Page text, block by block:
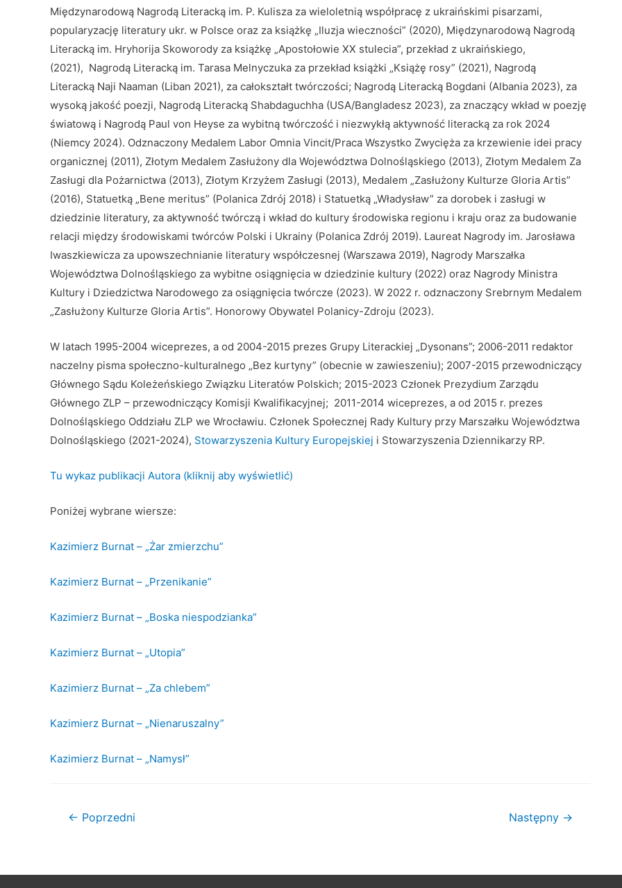
Międzynarodową Nagrodą Literacką im. P. Kulisza za wieloletnią współpracę z ukraińskimi pisarzami,
popularyzację literatury ukr. w Polsce oraz za książkę „Iluzja wieczności” (2020), Międzynarodową Nagrodą
Literacką im. Hryhorija Skoworody za książkę „Apostołowie ХХ stulecia”, przekład z ukraińskiego,
(2021), Nagrodą Literacką im. Tarasa Melnyczuka za przekład książki „Książę rosy” (2021), Nagrodą
Literacką Naji Naaman (Liban 2021), za całokształt twórczości; Nagrodą Literacką Bogdani (Albania 2023), za
wysoką jakość poezji, Nagrodą Literacką Shabdaguchha (USA/Bangladesz 2023), za znaczący wkład w poezję
światową i Nagrodą Paul von Heyse za wybitną twórczość i niezwykłą aktywność literacką za rok 2024
(Niemcy 2024). Odznaczony Medalem Labor Omnia Vincit/Praca Wszystko Zwycięża za krzewienie idei pracy
organicznej (2011), Złotym Medalem Zasłużony dla Województwa Dolnośląskiego (2013), Złotym Medalem Za
Zasługi dla Pożarnictwa (2013), Złotym Krzyżem Zasługi (2013), Medalem „Zasłużony Kulturze Gloria Artis”
(2016), Statuetką „Bene meritus” (Polanica Zdrój 2018) i Statuetką „Władysław” za dorobek i zasługi w
dziedzinie literatury, za aktywność twórczą i wkład do kultury środowiska regionu i kraju oraz za budowanie
relacji między środowiskami twórców Polski i Ukrainy (Polanica Zdrój 2019). Laureat Nagrody im. Jarosława
Iwaszkiewicza za upowszechnianie literatury współczesnej (Warszawa 2019), Nagrody Marszałka
Województwa Dolnośląskiego za wybitne osiągnięcia w dziedzinie kultury (2022) oraz Nagrody Ministra
Kultury i Dziedzictwa Narodowego za osiągnięcia twórcze (2023). W 2022 r. odznaczony Srebrnym Medalem
„Zasłużony Kulturze Gloria Artis”. Honorowy Obywatel Polanicy-Zdroju (2023).
W latach 1995-2004 wiceprezes, a od 2004-2015 prezes Grupy Literackiej „Dysonans”; 2006-2011 redaktor
naczelny pisma społeczno-kulturalnego „Bez kurtyny” (obecnie w zawieszeniu); 2007-2015 przewodniczący
Głównego Sądu Koleżeńskiego Związku Literatów Polskich; 2015-2023 Członek Prezydium Zarządu
Głównego ZLP – przewodniczący Komisji Kwalifikacyjnej; 2011-2014 wiceprezes, a od 2015 r. prezes
Dolnośląskiego Oddziału ZLP we Wrocławiu. Członek Społecznej Rady Kultury przy Marszałku Województwa
Dolnośląskiego (2021-2024), Stowarzyszenia Kultury Europejskiej i Stowarzyszenia Dziennikarzy RP.
Tu wykaz publikacji Autora (kliknij aby wyświetlić)
Poniżej wybrane wiersze:
Kazimierz Burnat – „Żar zmierzchu”
Kazimierz Burnat – „Przenikanie”
Kazimierz Burnat – „Boska niespodzianka”
Kazimierz Burnat – „Utopia”
Kazimierz Burnat – „Za chlebem”
Kazimierz Burnat – „Nienaruszalny”
Kazimierz Burnat – „Namysł”
Nawigacja
← Poprzedni Następny →